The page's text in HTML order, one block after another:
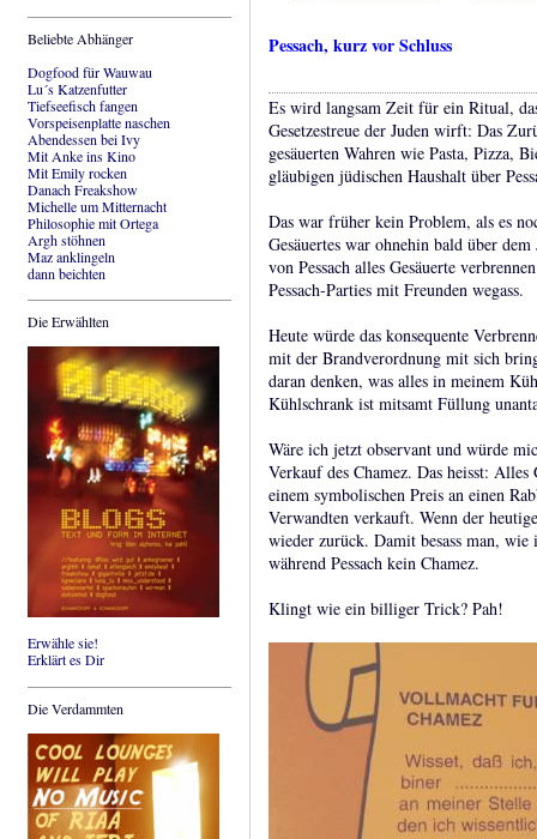
Beliebte Abhänger
Dogfood für Wauwau
Lu´s Katzenfutter
Tiefseefisch fangen
Vorspeisenplatte naschen
Abendessen bei Ivy
Mit Anke ins Kino
Mit Emily rocken
Danach Freakshow
Michelle um Mitternacht
Philosophie mit Ortega
Argh stöhnen
Maz anklingeln
dann beichten
Die Erwählten
Erwähle sie!
Erklärt es Dir
Die Verdammten
Pessach, kurz vor Schluss
Es wird langsam Zeit für ein Ritual,
Gesetzestreue der Juden wirft: Das
gesäuerten Wahren wie Pasta, Pizza,
gläubigen jüdischen Haushalt über
Das war früher kein Problem, als es
Gesäuertes war ohnehin bald über
von Pessach alles Gesäuerte
Pessach-Parties mit Freunden wegass.
Heute würde das konsequente
mit der Brandverordnung mit sich
daran denken, was alles in meinem
Kühlschrank ist mitsamt Füllung
Wäre ich jetzt observant und würde
Verkauf des Chamez. Das heisst:
einem symbolischen Preis an einen
Verwandten verkauft. Wenn der
wieder zurück. Damit besass man,
während Pessach kein Chamez.
Klingt wie ein billiger Trick? Pah!